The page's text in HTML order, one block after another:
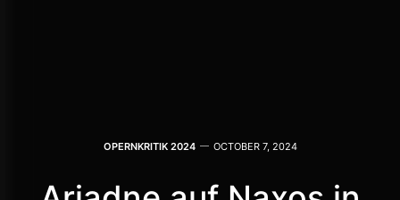
OPERNKRITIK 2024 OCTOBER 7, 2024